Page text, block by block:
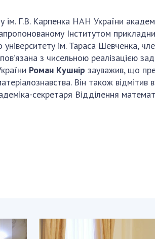
ім. Г.В. Карпенка НАН України
Інститутом
ім. Тараса Шевченка,
пов’язана з чисельною реалізацією
Роман Кушнір зауважив, що
Він також
секретаря Відділення